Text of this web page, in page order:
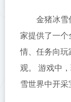
金猪冰雪
家提供了一个
情、任务向玩
观。 游戏中
雪世界中开采